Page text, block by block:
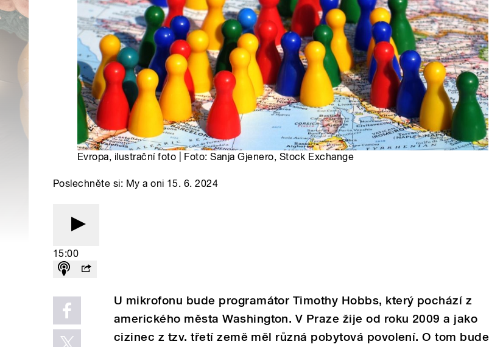
Evropa, ilustrační foto | Foto: Sanja Gjenero, Stock Exchange
Poslechněte si: My a oni 15. 6. 2024
15:00
U mikrofonu bude programátor Timothy Hobbs, který pochází z
amerického města Washington. V Praze žije od roku 2009 a jako
cizinec z tzv. třetí země měl různá pobytová povolení. O tom bude